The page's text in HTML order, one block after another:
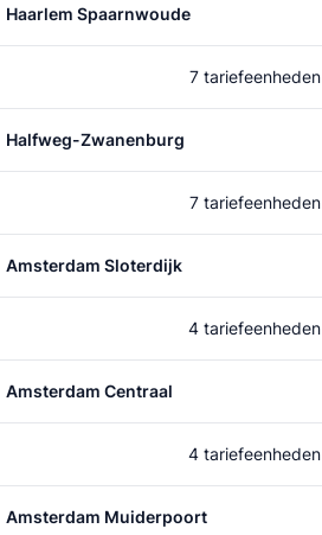
Haarlem Spaarnwoude
7 tariefeenheden
Halfweg-Zwanenburg
7 tariefeenheden
Amsterdam Sloterdijk
4 tariefeenheden
Amsterdam Centraal
4 tariefeenheden
Amsterdam Muiderpoort